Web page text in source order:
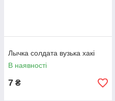
Лычка солдата вузька хакі
В наявності
7 ₴